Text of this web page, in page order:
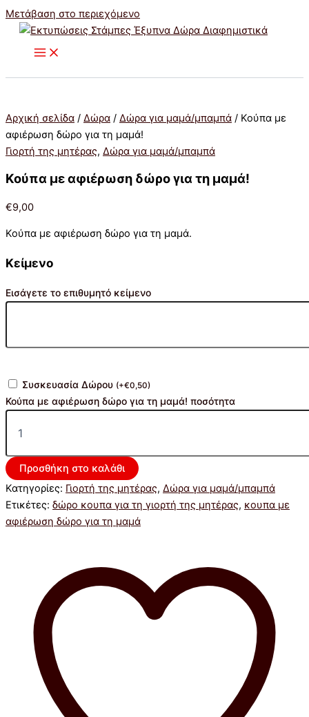
Μετάβαση στο περιεχόμενο
Αρχική σελίδα / Δώρα / Δώρα για μαμά/μπαμπά / Κούπα με
αφιέρωση δώρο για τη μαμά!
Γιορτή της μητέρας, Δώρα για μαμά/μπαμπά
Κούπα με αφιέρωση δώρο για τη μαμά!
€9,00
Κούπα με αφιέρωση δώρο για τη μαμά.
Κείμενο
Εισάγετε το επιθυμητό κείμενο
Συσκευασία Δώρου (+€0,50)
Κούπα με αφιέρωση δώρο για τη μαμά! ποσότητα
Προσθήκη στο καλάθι
Κατηγορίες: Γιορτή της μητέρας, Δώρα για μαμά/μπαμπά
Ετικέτες: δώρο κουπα για τη γιορτή της μητέρας, κουπα με
αφιέρωση δώρο για τη μαμά